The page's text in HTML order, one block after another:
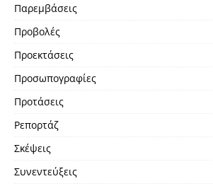
Παρεμβάσεις
Προβολές
Προεκτάσεις
Προσωπογραφίες
Προτάσεις
Ρεπορτάζ
Σκέψεις
Συνεντεύξεις